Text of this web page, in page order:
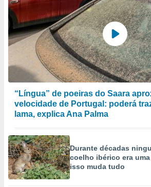
“Língua” de poeiras do Saara
velocidade de Portugal: poderá
lama, explica Ana Palma
Durante décadas
coelho ibérico era
isso muda tudo